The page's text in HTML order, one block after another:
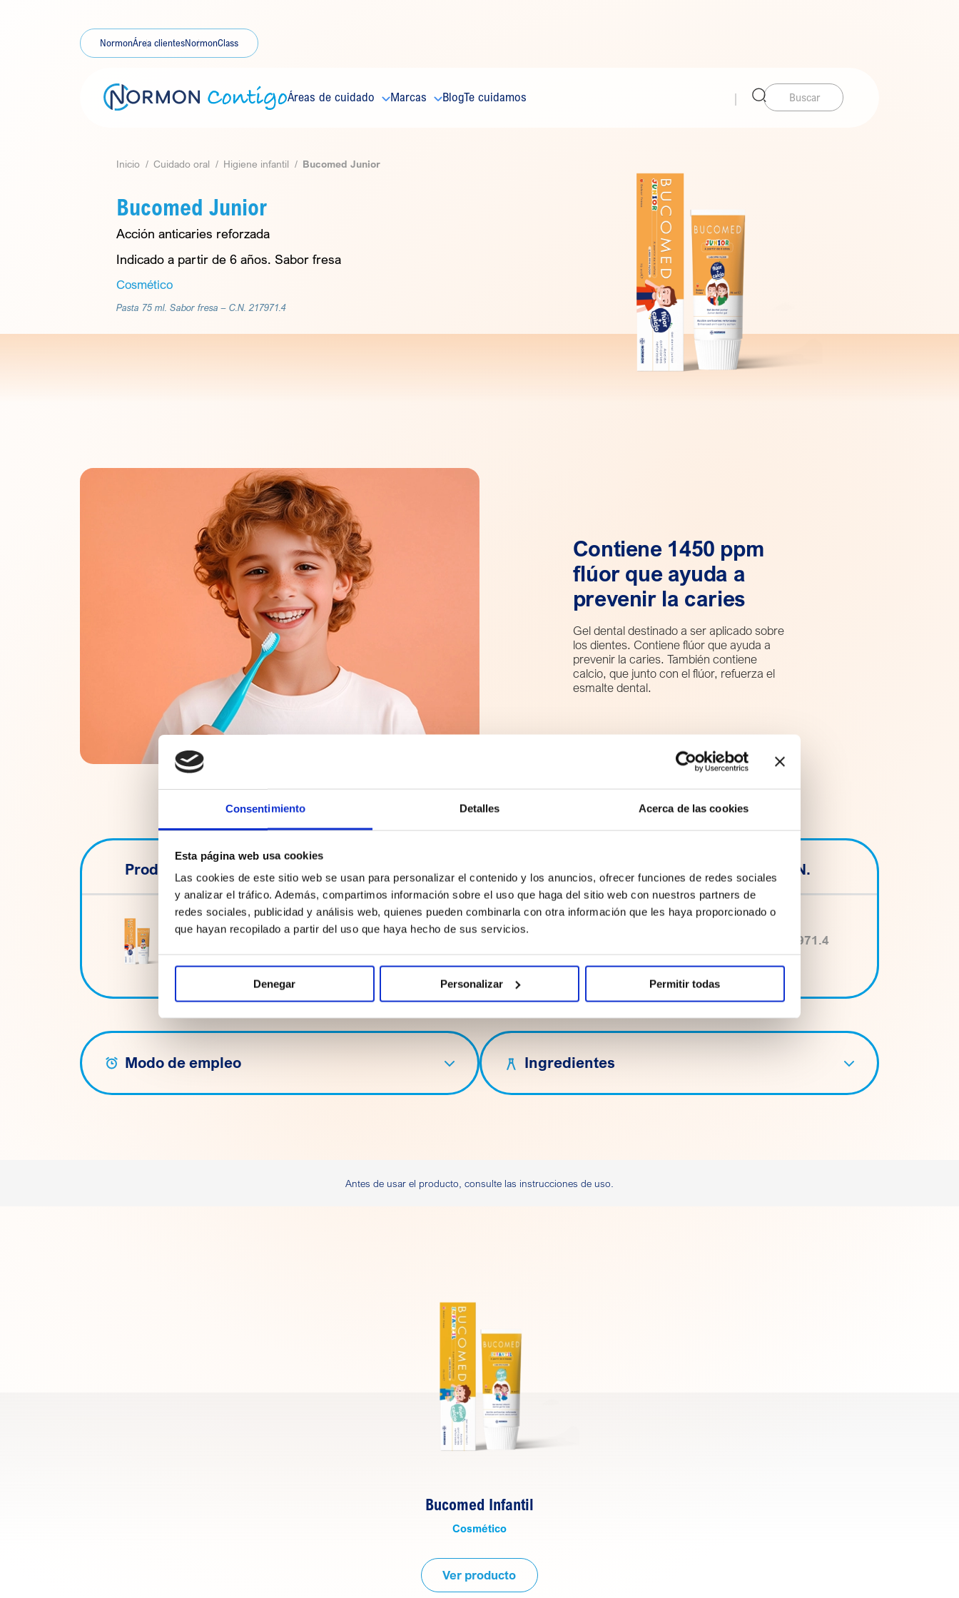
Consentimiento Detalles Acerca de las cookies
Esta página web usa cookies
Las cookies de este sitio web se usan para personalizar el contenido y los anuncios, ofrecer funciones de redes sociales
y analizar el tráfico. Además, compartimos información sobre el uso que haga del sitio web con nuestros partners de
redes sociales, publicidad y análisis web, quienes pueden combinarla con otra información que les haya proporcionado o
que hayan recopilado a partir del uso que haya hecho de sus servicios.
Denegar Personalizar Permitir todas
Áreas de cuidado Marcas BlogTe cuidamos Buscar:
NormonÁrea clientesNormonClass
Inicio Cuidado oral Higiene infantil Bucomed Junior
Bucomed Junior
Acción anticaries reforzada
Indicado a partir de 6 años. Sabor fresa
Cosmético
Pasta 75 ml. Sabor fresa –C.N. 217971.4
Contiene 1450 ppm
flúor que ayuda a
prevenir la caries
Gel dental destinado a ser aplicado sobre
los dientes. Contiene flúor que ayuda a
prevenir la caries. También contiene
calcio, que junto con el flúor, refuerza el
esmalte dental.
Producto Presentaciones C.N.
217971.4
Modo de empleo Ingredientes
Antes de usar el producto, consulte las instrucciones de uso.
Bucomed Infantil
Cosmético
Ver producto